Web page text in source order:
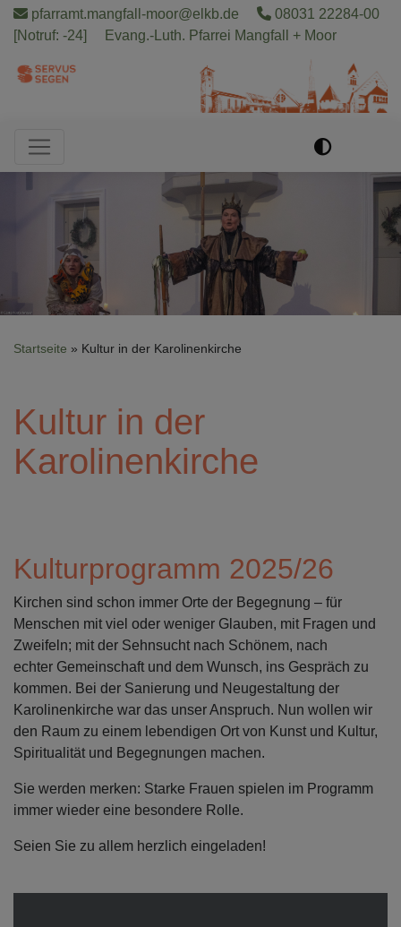
Direkt
zum
pfarramt.mangfall-moor@elkb.de
08031 22284-00
[Notruf: -24]
Evang.-Luth. Pfarrei Mangfall + Moor
Hauptnavigation
Startseite Kultur in der Karolinenkirche
Kultur in der
Karolinenkirche
Kulturprogramm 2025/26
Kirchen sind schon immer Orte der Begegnung – für
Menschen mit viel oder weniger Glauben, mit Fragen und
Zweifeln; mit der Sehnsucht nach Schönem, nach
echter Gemeinschaft und dem Wunsch, ins Gespräch zu
kommen. Bei der Sanierung und Neugestaltung der
Karolinenkirche war das unser Anspruch. Nun wollen wir
den Raum zu einem lebendigen Ort von Kunst und Kultur,
Spiritualität und Begegnungen machen.
Sie werden merken: Starke Frauen spielen im Programm
immer wieder eine besondere Rolle.
Seien Sie zu allem herzlich eingeladen!